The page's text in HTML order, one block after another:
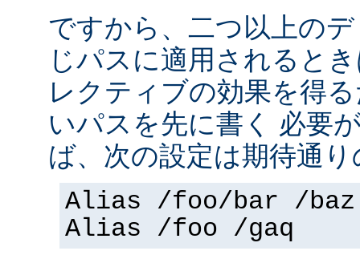
ですから、二つ以上の
じパスに適用されると
レクティブの効果を得
いパスを先に書く 必要
ば、次の設定は期待通
Alias /foo/bar /baz
Alias /foo /gaq